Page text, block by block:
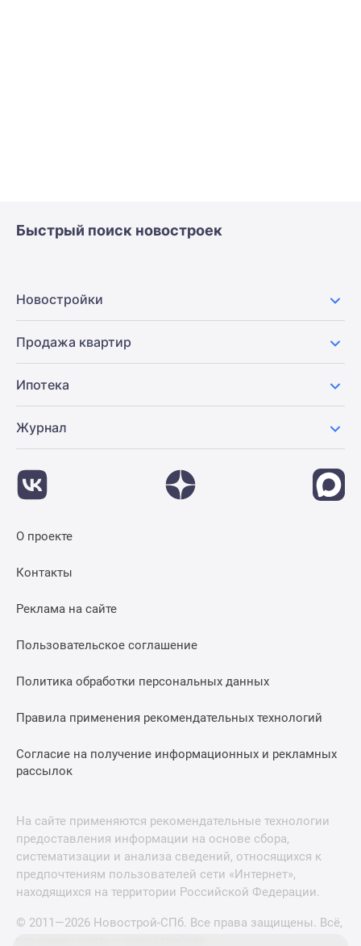
Быстрый поиск новостроек
Новостройки
Продажа квартир
Ипотека
Журнал
О проекте
Контакты
Реклама на сайте
Пользовательское соглашение
Политика обработки персональных данных
Правила применения рекомендательных технологий
Согласие на получение информационных и рекламных
рассылок
На сайте применяются рекомендательные технологии
предоставления информации на основе сбора,
систематизации и анализа сведений, относящихся к
предпочтениям пользователей сети «Интернет»,
находящихся на территории Российской Федерации.
© 2011—2026 Новострой-СПб. Все права защищены. Всё,